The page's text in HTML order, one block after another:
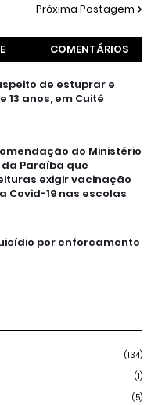
Próxima Postagem
COMENTÁRIOS
de estuprar e
anos, em Cuité
do Ministério
Paraíba que
exigir vacinação
Covid-19 nas escolas
por enforcamento
(134)
(1)
(5)